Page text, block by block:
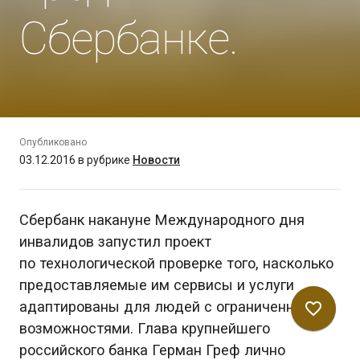
Сбербанке.
Опубликовано
03.12.2016 в рубрике Новости
Сбербанк накануне Международного дня
инвалидов запустил проект
по технологической проверке того, насколько
предоставляемые им сервисы и услуги
адаптированы для людей с ограниченными
возможностями. Глава крупнейшего
российского банка Герман Греф лично
favorite_border